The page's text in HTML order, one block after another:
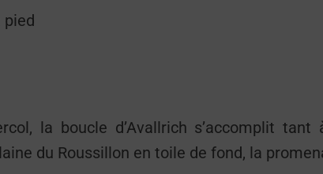
pied
la boucle d’Avallrich s’accomplit
du Roussillon en toile de fond, la